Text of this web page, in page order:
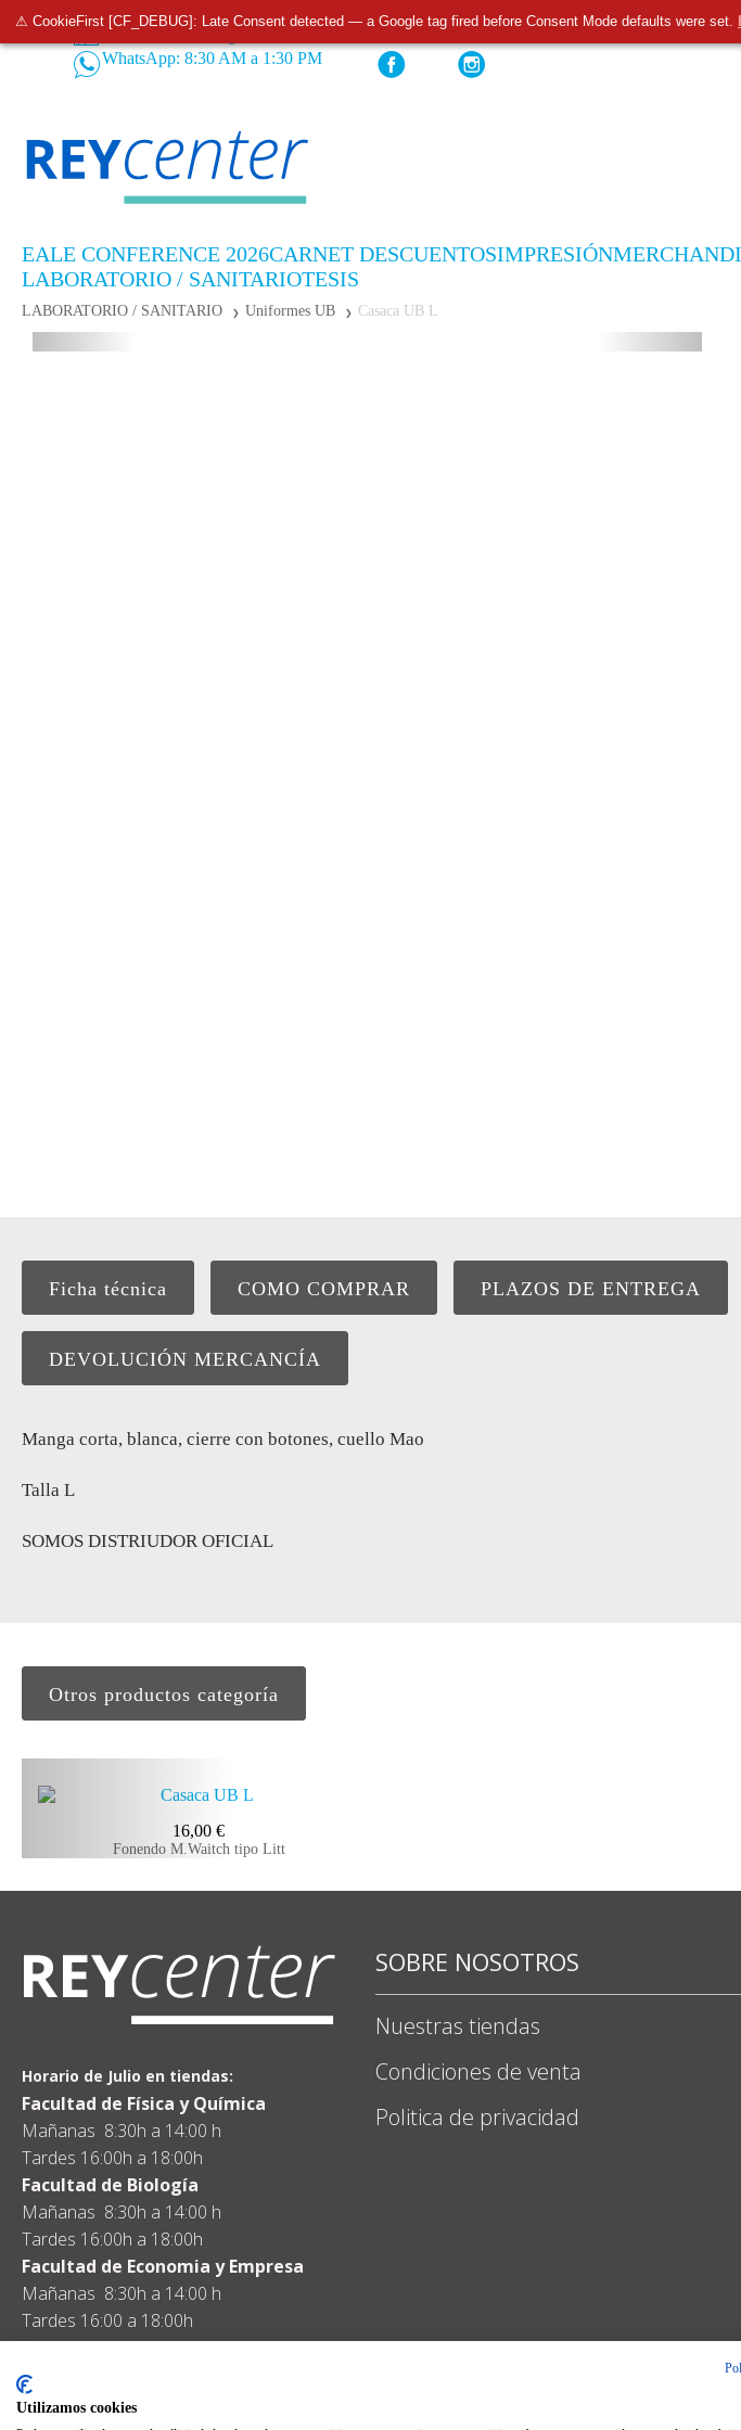
⚠ CookieFirst [CF_DEBUG]: Late Consent detected — a Google tag fired before Consent Mode defaults were set.
Tiendas
Pedidos: 932 520 233
WhatsApp: 8:30 AM a 1:30 PM
EALE CONFERENCE 2026CARNET DESCUENTOSIMPRESIÓN
LABORATORIO / SANITARIOTESIS
LABORATORIO / SANITARIO Uniformes UB Casaca UB L
Ficha técnica COMO COMPRAR PLAZOS DE ENTREGA
DEVOLUCIÓN MERCANCÍA
Manga corta, blanca, cierre con botones, cuello Mao
Talla L
SOMOS DISTRIUDOR OFICIAL
Otros productos categoría
16,00 €
Fonendo M.Waitch tipo Litt
Horario de Julio en tiendas:
Facultad de Física y Química
Mañanas 8:30h a 14:00 h
Tardes 16:00h a 18:00h
Facultad de Biología
Mañanas 8:30h a 14:00 h
Tardes 16:00h a 18:00h
Facultad de Economia y Empresa
Mañanas 8:30h a 14:00 h
Tardes 16:00 a 18:00h
SOBRE NOSOTROS
Nuestras tiendas
Condiciones de venta
Politica de privacidad
Utilizamos cookies